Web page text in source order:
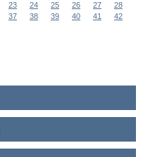
23 24 25 26 27
28
37 38 39 40 41
42